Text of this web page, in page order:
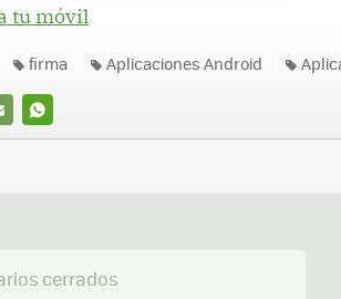
tu móvil
WHATSAPP
firma Aplicaciones Android
cerrados